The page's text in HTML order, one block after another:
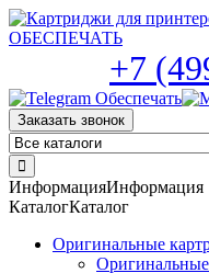
Skip
to
+7
Заказать звонок
ИнформацияИнформация
КаталогКаталог
Оригинальные